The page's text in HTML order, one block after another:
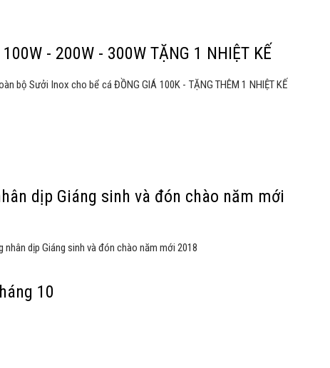
- 200W - 300W TẶNG 1 NHIỆT KẾ
bộ Sưởi Inox cho bể cá ĐỒNG GIÁ 100K - TẶNG THÊM 1 NHIỆT KẾ
dịp Giáng sinh và đón chào năm mới
dịp Giáng sinh và đón chào năm mới 2018
10